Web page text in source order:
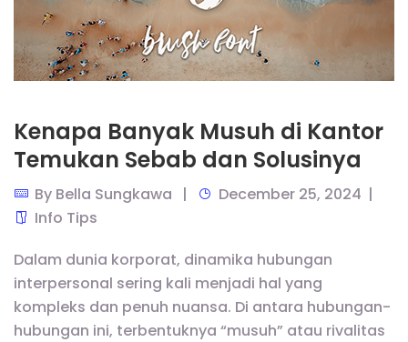
Kenapa Banyak Musuh di Kantor
Temukan Sebab dan Solusinya
By Bella Sungkawa
December 25, 2024
Info Tips
Dalam dunia korporat, dinamika hubungan
interpersonal sering kali menjadi hal yang
kompleks dan penuh nuansa. Di antara hubungan-
hubungan ini, terbentuknya “musuh” atau rivalitas